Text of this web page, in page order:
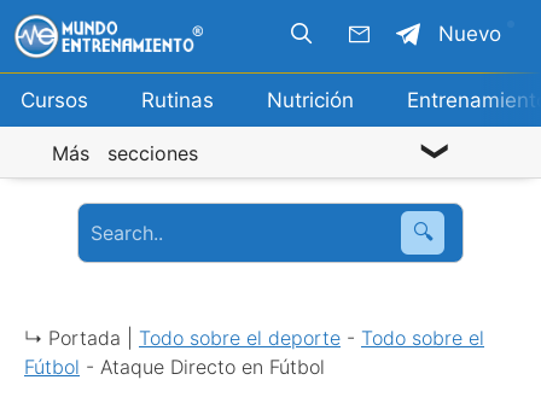
Saltar
al
contenido
Cursos Rutinas Nutrición
Nuevo
Más secciones
🔍
↳ Portada | Todo sobre el deporte - Todo sobre el
Fútbol - Ataque Directo en Fútbol